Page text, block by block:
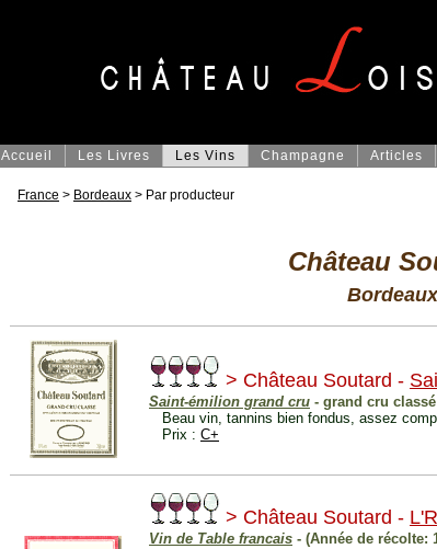
Accueil Les Livres Les Vins Champagne Articles
France > Bordeaux > Par producteur
Château
Bordeaux
> Château Soutard -
Saint-émilion grand cru - grand cru classé
Beau vin, tannins bien fondus, assez
Prix : C+
> Château Soutard -
Vin de Table francais - (Année de récolte: